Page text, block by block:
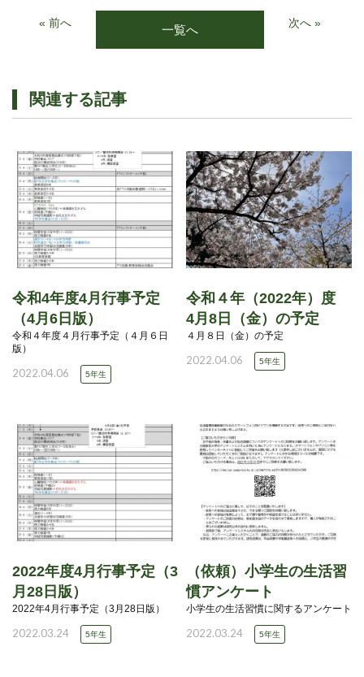
« 前へ 一覧へ 次へ »
関連する記事
令和4年度4月行事予定
（4月6日版）
令和４年度４月行事予定（４月６日
版）
2022.04.06 5年生
令和４年（2022年）度
4月8日（金）の予定
４月８日（金）の予定
2022.04.06 5年生
2022年度4月行事予定（3
月28日版）
2022年4月行事予定（3月28日版）
2022.03.24 5年生
（依頼）小学生の生活習
慣アンケート
小学生の生活習慣に関するアンケート
2022.03.24 5年生